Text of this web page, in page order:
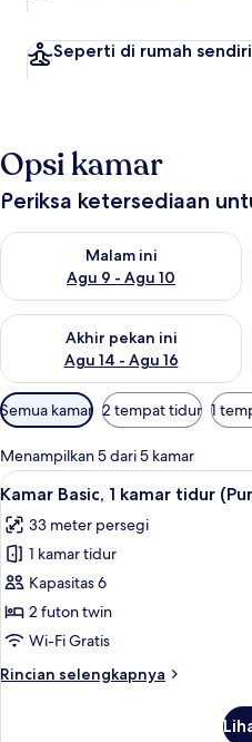
Seperti di rumah sendiri
Opsi kamar
Periksa ketersediaan
Malam ini
Agu 9 - Agu 10
Periksa ketersediaan untuk
Akhir pekan ini
Agu 14 - Agu 16
Periksa ketersediaan untuk
Filter
tersedia
untuk
kamar
Semua kamar 2 tempat tidur 1
Menampilkan 5 dari 5 kamar
Lihat
semua
foto
untuk
Kamar
Basic,
1
tidur
7
Kamar Basic, 1 kamar tidur
33 meter persegi
1 kamar tidur
Kapasitas 6
2 futon twin
Wi-Fi Gratis
Rincian selengkapnya
Rincian